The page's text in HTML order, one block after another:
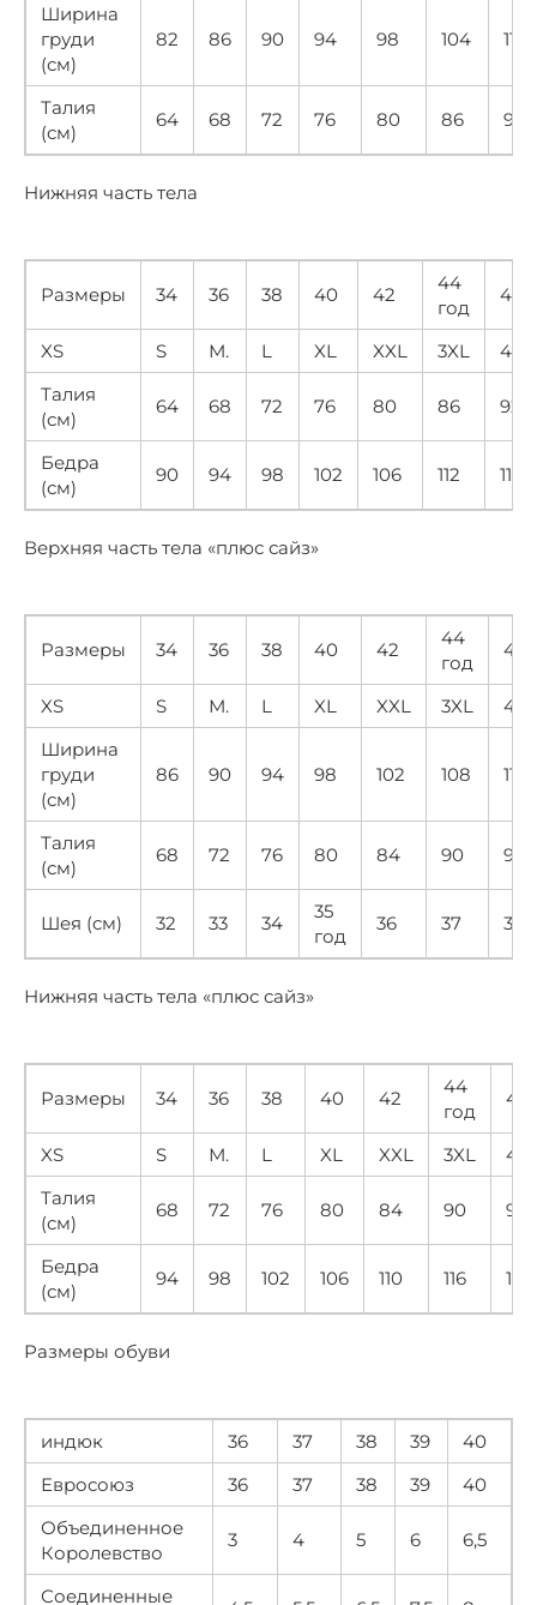
Ширина
груди
(см)
82 86 90 94 98 104 110
Талия
(см)
64 68 72 76 80 86 92
Нижняя часть тела
Размеры 34 36 38 40 42
44
год
46
XS S М. L XL XXL 3XL
4XL
Талия
(см)
64 68 72 76 80 86 92
Бедра
(см)
90 94 98 102 106 112 118
Верхняя часть тела «плюс сайз»
Размеры 34 36 38 40 42
44
год
46
XS S М. L XL XXL 3XL
4XL
Ширина
груди
(см)
86 90 94 98 102 108 114
Талия
(см)
68 72 76 80 84 90 96
Шея (см) 32 33 34
35
год
36 37 38
Нижняя часть тела «плюс сайз»
Размеры 34 36 38 40 42
44
год
46
XS S М. L XL XXL 3XL
Талия
(см)
68 72 76 80 84 90 96
Бедра
(см)
94 98 102 106 110 116 122
Размеры обуви
индюк 36 37 38 39
40
Евросоюз
36 37 38 39
40
Объединенное
Королевство
3 4 5 6 6,5
Соединенные